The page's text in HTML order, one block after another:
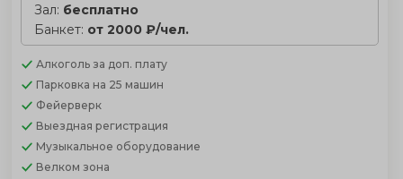
Зал: бесплатно
Банкет: от 2000 ₽/чел.
Алкоголь за доп. плату
Парковка на 25 машин
Фейерверк
Выездная регистрация
Музыкальное оборудование
Велком зона